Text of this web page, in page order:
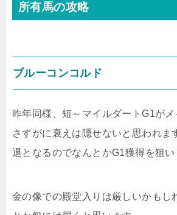
所有馬の攻略
ブルーコンコルド
昨年同様、短～マイルダートG1がメ
さすがに衰えは隠せないと思われま
退となるのでなんとかG1獲得を狙い
金の像での殿堂入りは厳しいかもし